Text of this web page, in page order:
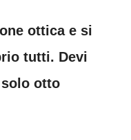
ottica e si
tutti. Devi
otto